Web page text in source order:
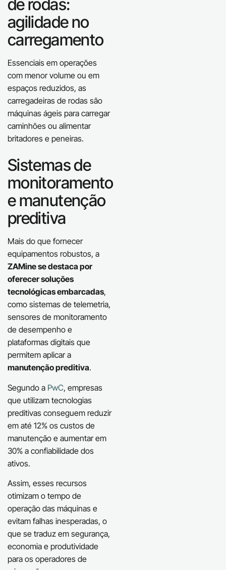
de rodas:
agilidade no
carregamento
Essenciais em operações
com menor volume ou em
espaços reduzidos, as
carregadeiras de rodas são
máquinas ágeis para carregar
caminhões ou alimentar
britadores e peneiras.
Sistemas de
monitoramento
e manutenção
preditiva
Mais do que fornecer
equipamentos robustos, a
ZAMine se destaca por
oferecer soluções
tecnológicas embarcadas,
como sistemas de telemetria,
sensores de monitoramento
de desempenho e
plataformas digitais que
permitem aplicar a
manutenção preditiva.
Segundo a PwC, empresas
que utilizam tecnologias
preditivas conseguem reduzir
em até 12% os custos de
manutenção e aumentar em
30% a confiabilidade dos
ativos.
Assim, esses recursos
otimizam o tempo de
operação das máquinas e
evitam falhas inesperadas, o
que se traduz em segurança,
economia e produtividade
para os operadores de